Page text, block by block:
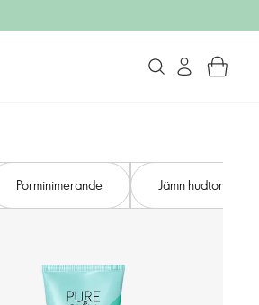
Porminimerande Jämn hudton